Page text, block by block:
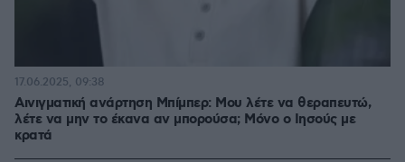
Αινιγματική ανάρτηση Μπίμπερ: Μου λέτε να θεραπευτώ,
λέτε να μην το έκανα αν μπορούσα; Μόνο ο Ιησούς με
κρατά
17.06.2025, 09:38